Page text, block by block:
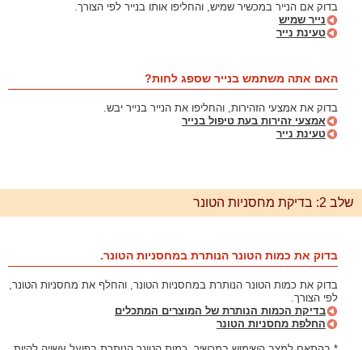
בדוק אם הנייר במכשיר שמיש, והחליפו אותו בנייר לפי הצורך.
נייר שמיש
טעינת נייר
האם אתה משתמש בנייר שספג לחות?
בדוק את אמצעי הזהירות, והחליפו את הנייר בנייר יבש.
אמצעי זהירות בעת טיפול בנייר
טעינת נייר
שלב 2: בדיקת מחסניות הטונר
בדוק את כמות הטונר הנותרת במחסניות הטונר.
בדוק את כמות הטונר הנותרת במחסניות הטונר, והחלף את מחסניות הטונר,
לפי הצורך.
בדיקת הכמות הנותרת של המוצרים המתכלים
החלפת מחסניות הטונר